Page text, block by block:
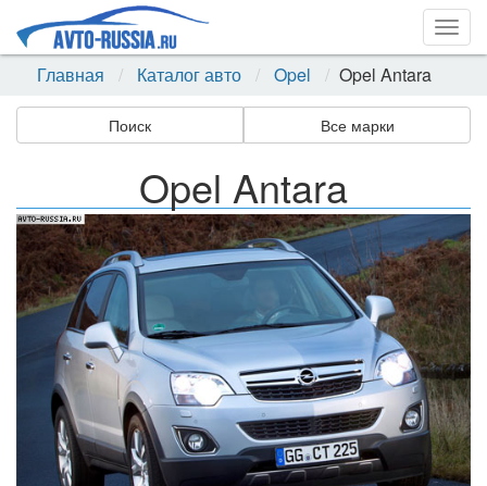
Главная
Каталог авто Opel Opel Antara
Поиск Все марки
Opel Antara
Назад